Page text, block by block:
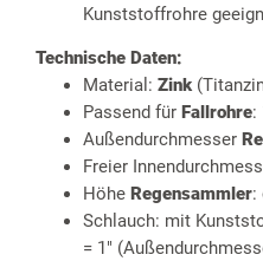
Kunststoffrohre
Technische Daten:
Material: Zink
Passend für Fallrohre:
Außendurchmesser
Freier
Höhe Regensammler:
Schlauch: mit
= 1"